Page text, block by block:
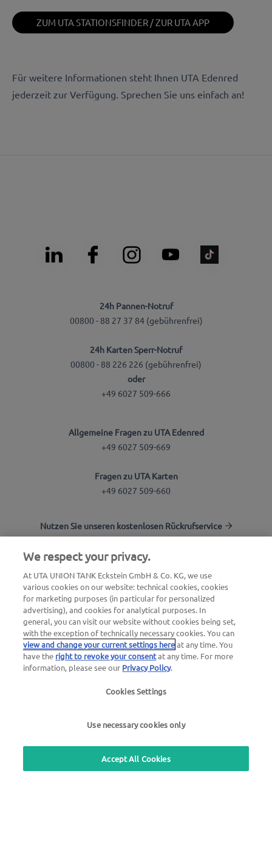
ZUM UTA STATIONSFINDER / ZUR UTA APP
Für weitere Informationen steht Ihnen UTA Edenred
jederzeit zur Verfügung. Sprechen Sie uns einfach an!
24h Pannen-Notruf
00800 - 88 27 37 84 (gebührenfrei)
24h Karten Sperr-Notruf
00800 - 88 226 226 (gebührenfrei)
oder
+49 6027 509-666
Allgemeine Fragen zu UTA Edenred
+49 6027 509-669
Fragen zu UTA Karten
+49 6027 509-660
Nutzen Sie unseren kostenlosen Rückrufservice
Fragen zum UTA Mautservice
UTA Edenred Hilfecenter
UTA Stationsfinder
Blog
Über UTA Edenred
We respect your privacy.
At UTA UNION TANK Eckstein GmbH & Co. KG, we use
various cookies on our website: technical cookies, cookies
for marketing purposes (in particular for personalized
advertising), and cookies for analytical purposes. In
general, you can visit our website without cookies being set,
with the exception of technically necessary cookies. You can
view and change your current settings hereat any time. You
have the right to revoke your consentat any time. For more
information, please see our Privacy Policy.
Cookies Settings
Use necessary cookies only
Accept All Cookies